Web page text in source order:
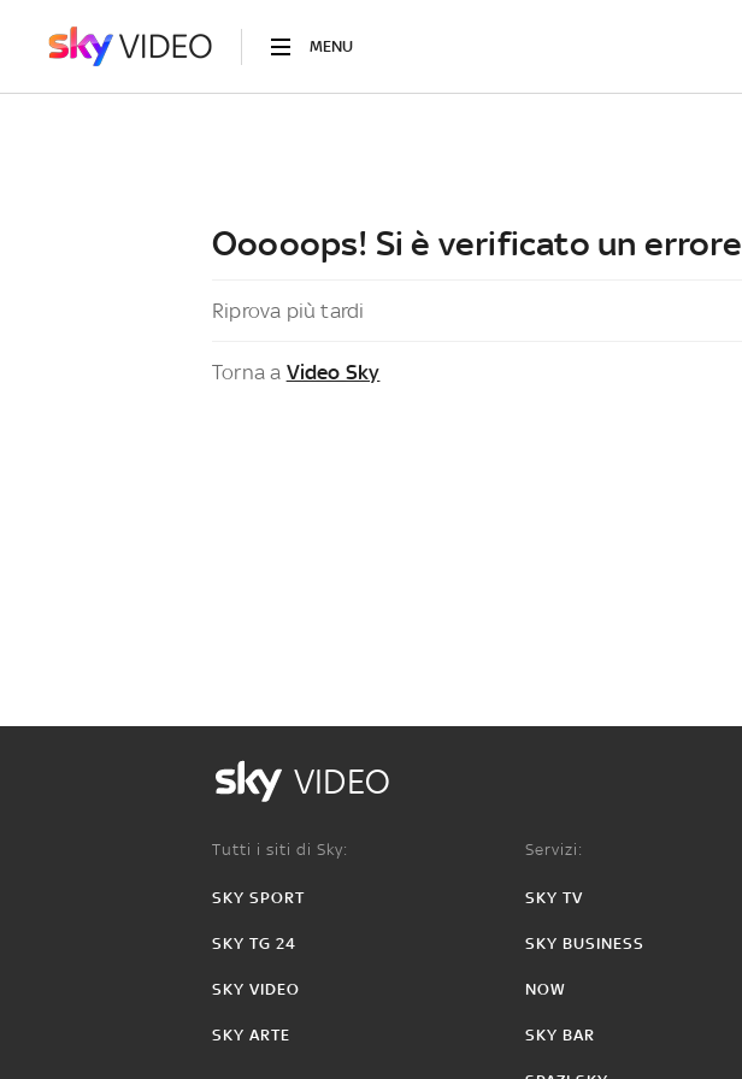
MENU
Ooooops! Si è verificato un errore
Riprova più tardi
Torna a Video Sky
VIDEO
Tutti i siti di Sky:
SKY SPORT
SKY TG 24
SKY VIDEO
SKY ARTE
Servizi:
SKY TV
SKY BUSINESS
NOW
SKY BAR